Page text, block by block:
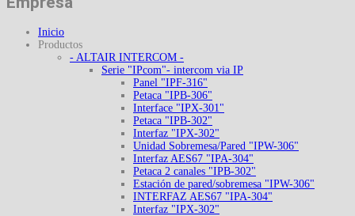
Inicio
Productos
- ALTAIR INTERCOM -
Serie "IPcom"- intercom via IP
Panel "IPF-316"
Petaca "IPB-306"
Interface "IPX-301"
Petaca "IPB-302"
Interfaz "IPX-302"
Unidad Sobremesa/Pared "IPW-306"
Interfaz AES67 "IPA-304"
Petaca 2 canales "IPB-302"
Estación de pared/sobremesa "IPW-306"
INTERFAZ AES67 "IPA-304"
Interfaz "IPX-302"